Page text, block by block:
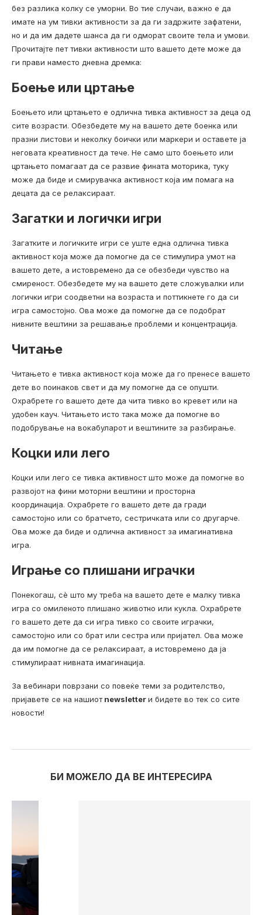
без разлика колку се уморни. Во тие случаи, важно е да
имате на ум тивки активности за да ги задржите зафатени,
но и да им дадете шанса да ги одморат своите тела и умови.
Прочитајте пет тивки активности што вашето дете може да
ги прави наместо дневна дремка:
Боење или цртање
Боењето или цртањето е одлична тивка активност за деца од
сите возрасти. Обезбедете му на вашето дете боенка или
празни листови и неколку боички или маркери и оставете ја
неговата креативност да тече. Не само што боењето или
цртањето помагаат да се развие фината моторика, туку
може да биде и смирувачка активност која им помага на
децата да се релаксираат.
Загатки и логички игри
Загатките и логичките игри се уште една одлична тивка
активност која може да помогне да се стимулира умот на
вашето дете, а истовремено да се обезбеди чувство на
смиреност. Обезбедете му на вашето дете сложувалки или
логички игри соодветни на возраста и поттикнете го да си
игра самостојно. Ова може да помогне да се подобрат
нивните вештини за решавање проблеми и концентрација.
Читање
Читањето е тивка активност која може да го пренесе вашето
дете во поинаков свет и да му помогне да се опушти.
Охрабрете го вашето дете да чита тивко во кревет или на
удобен кауч. Читањето исто така може да помогне во
подобрување на вокабуларот и вештините за разбирање.
Коцки или лего
Коцки или лего се тивка активност што може да помогне во
развојот на фини моторни вештини и просторна
координација. Охрабрете го вашето дете да гради
самостојно или со братчето, сестричката или со другарче.
Ова може да биде и одлична активност за имагинативна
игра.
Играње со плишани играчки
Понекогаш, сè што му треба на вашето дете е малку тивка
игра со омиленото плишано животно или кукла. Охрабрете
го вашето дете да си игра тивко со своите играчки,
самостојно или со брат или сестра или пријател. Ова може
да им помогне да се релаксираат, а истовремено да ја
стимулираат нивната имагинација.
За вебинари поврзани со повеќе теми за родителство,
пријавете се на нашиотnewsletterи бидете во тек со сите
новости!
БИ МОЖЕЛО ДА ВЕ ИНТЕРЕСИРА